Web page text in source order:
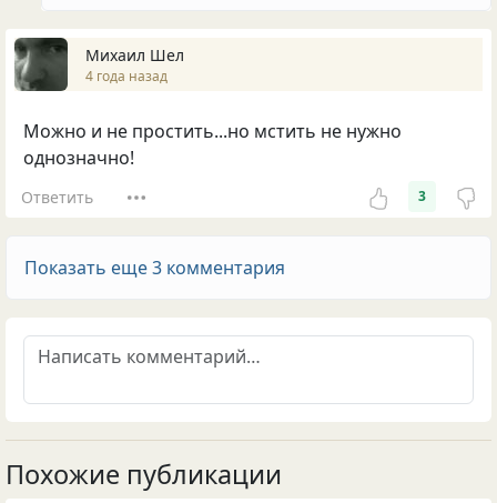
Михаил Шел
4 года назад
Можно и не простить...но мстить не нужно
однозначно!
Ответить 3
Показать еще 3 комментария
Похожие публикации